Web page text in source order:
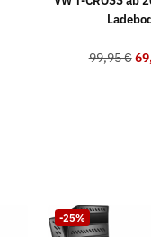
99,95 €
-25%